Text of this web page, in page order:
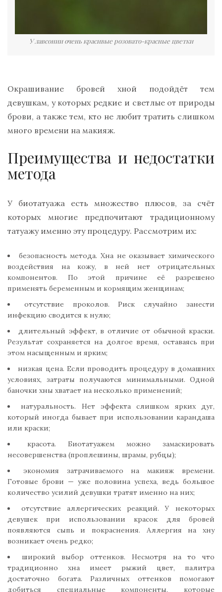
У лавсонии очень красивые розовато-красные цветки
Окрашивание бровей хной подойдёт тем
девушкам, у которых редкие и светлые от природы
брови, а также тем, кто не любит тратить слишком
много времени на макияж.
Преимущества и недостатки
метода
У биотатуажа есть множество плюсов, за счёт
которых многие предпочитают традиционному
татуажу именно эту процедуру. Рассмотрим их:
безопасность метода. Хна не оказывает химического
воздействия на кожу, в ней нет отрицательных
компонентов. По этой причине её разрешено
применять беременным и кормящим женщинам;
отсутствие проколов. Риск случайно занести
инфекцию сводится к нулю;
длительный эффект, в отличие от обычной краски.
Результат сохраняется на долгое время, оставаясь при
этом насыщенным и ярким;
низкая цена. Если проводить процедуру в домашних
условиях, затраты получаются минимальными. Одной
баночки хны хватает на несколько применений;
натуральность. Нет эффекта слишком ярких дуг,
который иногда бывает при использовании карандаша
или краски;
красота. Биотатуажем можно замаскировать
несовершенства (проплешины, шрамы, рубцы);
экономия затрачиваемого на макияж времени.
Готовые брови — уже половина успеха, ведь большое
количество усилий девушки тратят именно на них;
отсутствие аллергических реакций. У некоторых
девушек при использовании красок для бровей
появляются сыпь и покраснения. Аллергия на хну
возникает очень редко;
широкий выбор оттенков. Несмотря на то что
традиционно хна имеет рыжий цвет, палитра
достаточно богата. Различных оттенков помогают
добиться специальные компоненты, которые